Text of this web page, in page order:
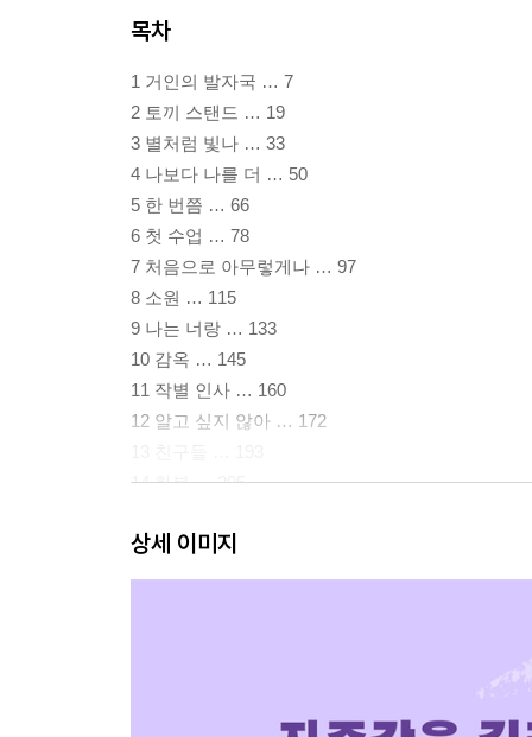
목차
1 거인의 발자국 … 7
2 토끼 스탠드 … 19
3 별처럼 빛나 … 33
4 나보다 나를 더 … 50
5 한 번쯤 … 66
6 첫 수업 … 78
7 처음으로 아무렇게나 … 97
8 소원 … 115
9 나는 너랑 … 133
10 감옥 … 145
11 작별 인사 … 160
12 알고 싶지 않아 … 172
14 화분 … 205
16 자라고 있어 … 228
작가의 말 … 238
상세 이미지